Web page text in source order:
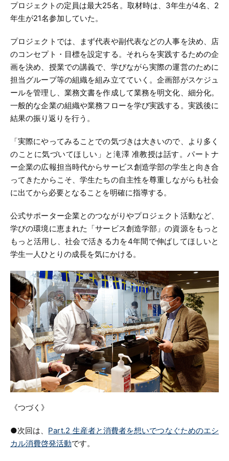
プロジェクトの定員は最大25名。取材時は、3年生が4名、2
年生が21名参加していた。
プロジェクトでは、まず代表や副代表などの人事を決め、店
のコンセプト・目標を設定する。それらを実践するための企
画を決め、授業での講義で、学びながら実際の運営のために
担当グループ等の組織を組み立てていく。企画部がスケジュ
ールを管理し、業務文書を作成して業務を明文化、細分化。
一般的な企業の組織や業務フローを学び実践する。実践後に
結果の振り返りを行う。
「実際にやってみることでの気づきは大きいので、より多く
のことに気づいてほしい」と滝澤 准教授は話す。パートナ
ー企業の広報担当時代からサービス創造学部の学生と向き合
ってきたからこそ、学生たちの自主性を尊重しながらも社会
に出てから必要となることを明確に指導する。
公式サポーター企業とのつながりやプロジェクト活動など、
学びの環境に恵まれた「サービス創造学部」の資源をもっと
もっと活用し、社会で活きる力を4年間で伸ばしてほしいと
学生一人ひとりの成長を気にかける。
《つづく》
●次回は、 Part.2 生産者と消費者を想いでつなぐためのエシ
カル消費啓発活動です。